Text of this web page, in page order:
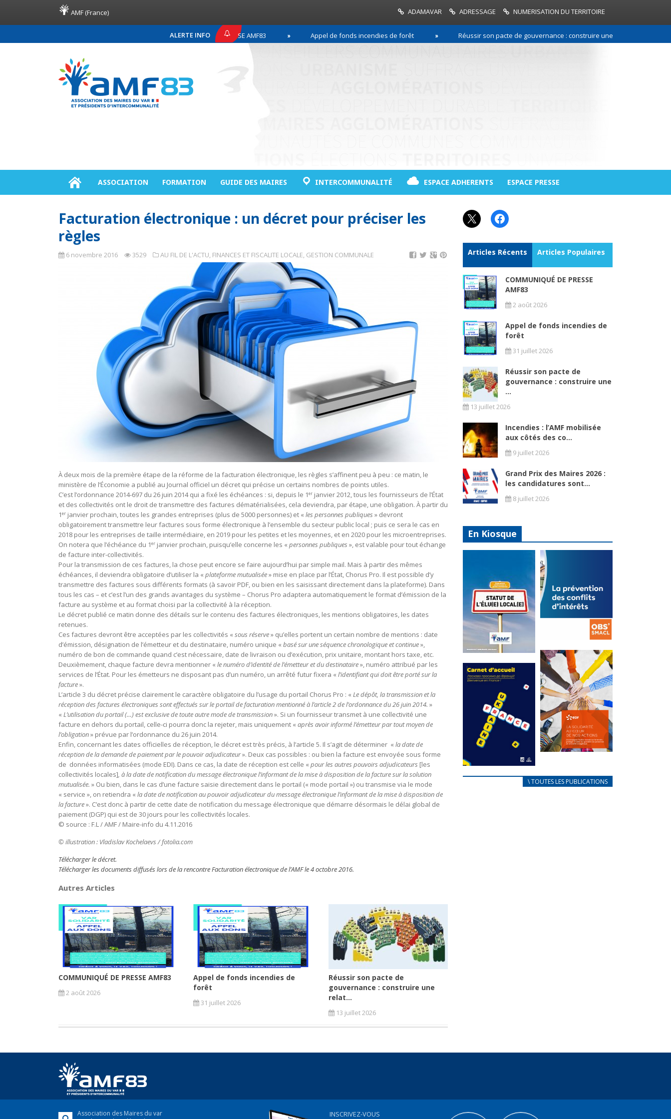
AMF (France) ADAMAVAR ADRESSAGE NUMERISATION DU TERRITOIRE
ALERTE INFO
COMMUNIQUÉ DE PRESSE AMF83 Appel de fonds incendies de forêt Réussir son pacte de gouvernance : construire une relation de confiance
ASSOCIATION FORMATION GUIDE DES MAIRES INTERCOMMUNALITÉ ESPACE ADHERENTS ESPACE PRESSE
Facturation électronique : un décret pour préciser les
règles
6 novembre 2016 3529 AU FIL DE L'ACTU, FINANCES ET FISCALITE LOCALE, GESTION COMMUNALE
À deux mois de la première étape de la réforme de la facturation électronique, les règles s’affinent peu à peu : ce matin, le
ministère de l’Économie a publié au Journal officiel un décret qui précise un certains nombres de points utiles.
C’est l’ordonnance 2014-697 du 26 juin 2014 qui a fixé les échéances : si, depuis le 1er janvier 2012, tous les fournisseurs de l’État
et des collectivités ont le droit de transmettre des factures dématérialisées, cela deviendra, par étape, une obligation. À partir du
1er janvier prochain, toutes les grandes entreprises (plus de 5000 personnes) et « les personnes publiques » devront
obligatoirement transmettre leur factures sous forme électronique à l’ensemble du secteur public local ; puis ce sera le cas en
2018 pour les entreprises de taille intermédiaire, en 2019 pour les petites et les moyennes, et en 2020 pour les microentreprises.
On notera que l’échéance du 1er janvier prochain, puisqu’elle concerne les « personnes publiques », est valable pour tout échange
de facture inter-collectivités.
Pour la transmission de ces factures, la chose peut encore se faire aujourd’hui par simple mail. Mais à partir des mêmes
échéances, il deviendra obligatoire d’utiliser la « plateforme mutualisée» mise en place par l’État, Chorus Pro. Il est possible d’y
transmettre des factures sous différents formats (à savoir PDF, ou bien en les saisissant directement dans la plateforme). Dans
tous les cas – et c’est l’un des grands avantages du système – Chorus Pro adaptera automatiquement le format d’émission de la
facture au système et au format choisi par la collectivité à la réception.
Le décret publié ce matin donne des détails sur le contenu des factures électroniques, les mentions obligatoires, les dates
retenues.
Ces factures devront être acceptées par les collectivités « sous réserve» qu’elles portent un certain nombre de mentions : date
d’émission, désignation de l’émetteur et du destinataire, numéro unique « basé sur une séquence chronologique et continue»,
numéro de bon de commande quand c’est nécessaire, date de livraison ou d’exécution, prix unitaire, montant hors taxe, etc.
Deuxièmement, chaque facture devra mentionner « le numéro d’identité de l’émetteur et du destinataire», numéro attribué par les
services de l’État. Pour les émetteurs ne disposant pas d’un numéro, un arrêté futur fixera « l’identifiant qui doit être porté sur la
facture».
L’article 3 du décret précise clairement le caractère obligatoire du l’usage du portail Chorus Pro : « Le dépôt, la transmission et la
réception des factures électroniques sont effectués sur le portail de facturation mentionné à l’article 2 de l’ordonnance du 26 juin 2014. »
« L’utilisation du portail (…) est exclusive de toute autre mode de transmission». Si un fournisseur transmet à une collectivité une
facture en dehors du portail, celle-ci pourra donc la rejeter, mais uniquement « après avoir informé l’émetteur par tout moyen de
l’obligation» prévue par l’ordonnance du 26 juin 2014.
Enfin, concernant les dates officielles de réception, le décret est très précis, à l’article 5. Il s’agit de déterminer « la date de
réception de la demande de paiement par le pouvoir adjudicateur». Deux cas possibles : ou bien la facture est envoyée sous forme
de données informatisées (mode EDI). Dans ce cas, la date de réception est celle « pour les autres pouvoirs adjudicateurs [les
collectivités locales], à la date de notification du message électronique l’informant de la mise à disposition de la facture sur la solution
mutualisée. » Ou bien, dans le cas d’une facture saisie directement dans le portail (« mode portail ») ou transmise via le mode
« service », on retiendra « la date de notification au pouvoir adjudicateur du message électronique l’informant de la mise à disposition de
la facture». C’est donc à partir de cette date de notification du message électronique que démarre désormais le délai global de
paiement (DGP) qui est de 30 jours pour les collectivités locales.
© source : F.L / AMF / Maire-info du 4.11.2016
© illustration : Vladislav Kochelaevs / fotolia.com
Télécharger le décret.
Télécharger les documents diffusés lors de la rencontre Facturation électronique de l’AMF le 4 octobre 2016.
Autres Articles
COMMUNIQUÉ DE PRESSE AMF83
2 août 2026
Appel de fonds incendies de
forêt
31 juillet 2026
Réussir son pacte de
gouvernance : construire une
relat...
13 juillet 2026
X Facebook
Articles Récents Articles Populaires
COMMUNIQUÉ DE PRESSE
AMF83
2 août 2026
Appel de fonds incendies de
forêt
31 juillet 2026
Réussir son pacte de
gouvernance : construire une
...
13 juillet 2026
Incendies : l’AMF mobilisée
aux côtés des co...
9 juillet 2026
Grand Prix des Maires 2026 :
les candidatures sont...
8 juillet 2026
En Kiosque
Statut de
l’élu local
Mise à jour avril
2024
FEUILLETER
La
prévention
des conflits
d’intérêts
18 septembre 2023
FEUILLETER
au coeur de
nos actions
\ TOUTES LES PUBLICATIONS
Association des Maires du var
INSCRIVEZ-VOUS